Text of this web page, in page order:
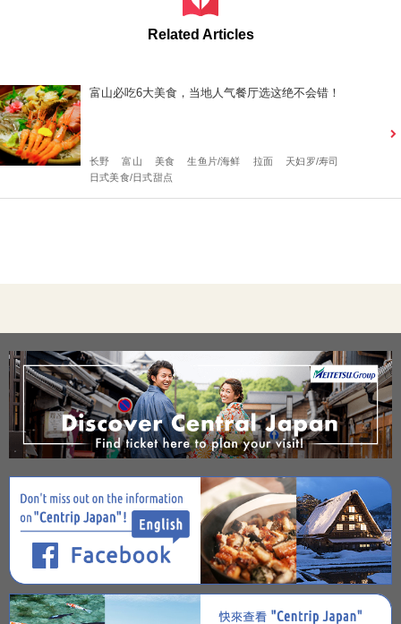
Related Articles
富山必吃6大美食，当地人气餐厅选这绝不会错！
长野 富山 美食 生鱼片/海鲜 拉面
天妇罗/寿司
日式美食/日式甜点